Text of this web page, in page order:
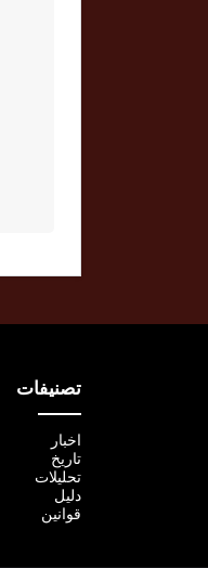
تصنيفات
اخبار
تاريخ
تحليلات
دليل
قوانين